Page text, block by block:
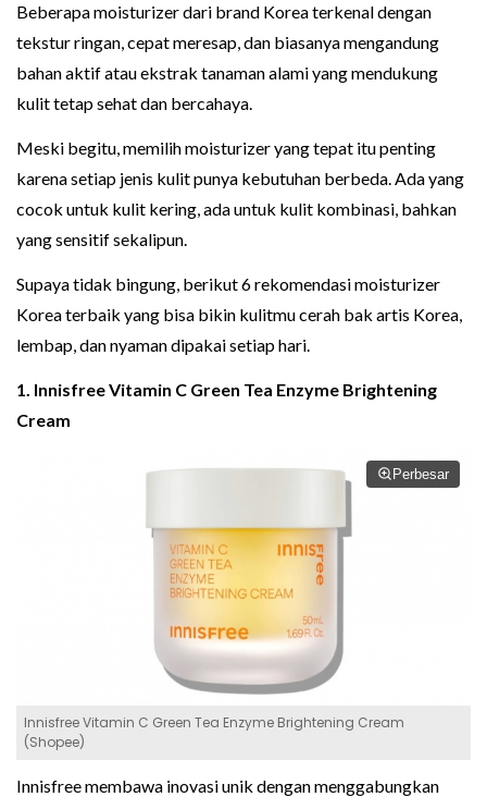
Beberapa moisturizer dari brand Korea terkenal dengan
tekstur ringan, cepat meresap, dan biasanya mengandung
bahan aktif atau ekstrak tanaman alami yang mendukung
kulit tetap sehat dan bercahaya.
Meski begitu, memilih moisturizer yang tepat itu penting
karena setiap jenis kulit punya kebutuhan berbeda. Ada yang
cocok untuk kulit kering, ada untuk kulit kombinasi, bahkan
yang sensitif sekalipun.
Supaya tidak bingung, berikut 6 rekomendasi moisturizer
Korea terbaik yang bisa bikin kulitmu cerah bak artis Korea,
lembap, dan nyaman dipakai setiap hari.
1. Innisfree Vitamin C Green Tea Enzyme Brightening
Cream
Perbesar
Innisfree Vitamin C Green Tea Enzyme Brightening Cream
(Shopee)
Innisfree membawa inovasi unik dengan menggabungkan